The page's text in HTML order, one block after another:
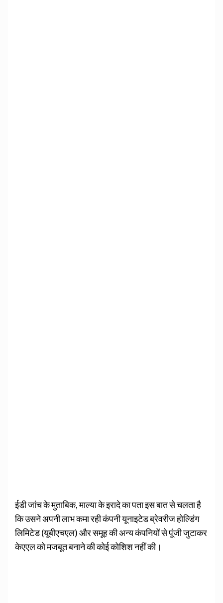
ईडी जांच के मुताबिक, माल्या के इरादे का पता इस बात से चलता है
कि उसने अपनी लाभ कमा रही कंपनी यूनाइटेड ब्रेवरीज होल्डिंग
लिमिटेड (यूबीएचएल) और समूह की अन्य कंपनियों से पूंजी जुटाकर
केएएल को मजबूत बनाने की कोई कोशिश नहीं की।